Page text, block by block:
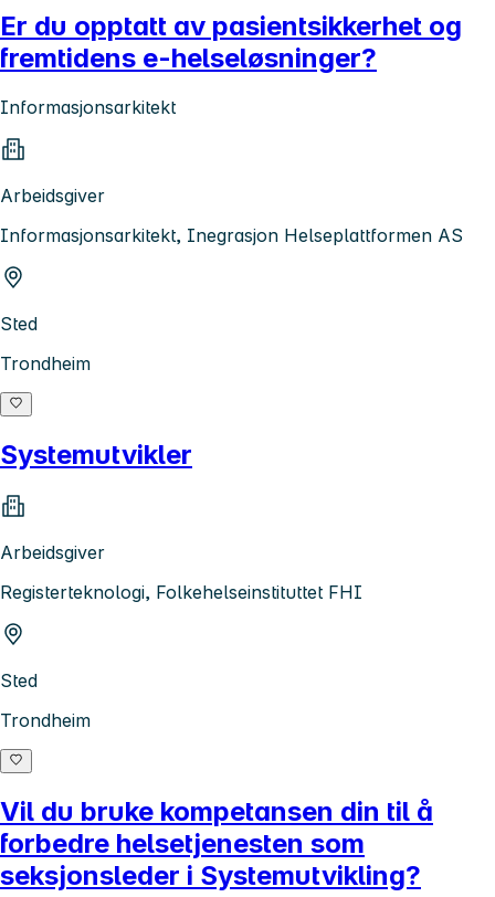
Er du opptatt av pasientsikkerhet og
fremtidens e-helseløsninger?
Informasjonsarkitekt
Arbeidsgiver
Informasjonsarkitekt, Inegrasjon Helseplattformen AS
Sted
Trondheim
Systemutvikler
Arbeidsgiver
Registerteknologi, Folkehelseinstituttet FHI
Sted
Trondheim
Vil du bruke kompetansen din til å
forbedre helsetjenesten som
seksjonsleder i Systemutvikling?